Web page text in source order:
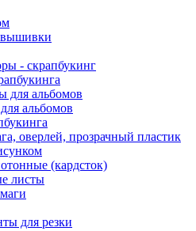
вышивки
- скрапбукинг
для альбомов
альбомов
оверлей, прозрачный пластик
(кардсток)
листы
для резки